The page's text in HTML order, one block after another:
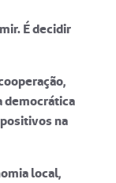
É decidir
democrática
na
local,